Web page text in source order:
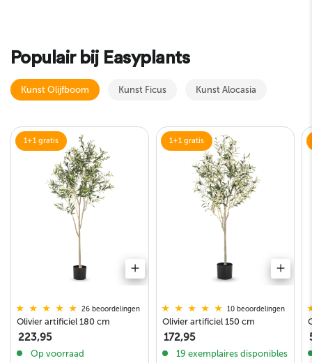
Populair bij Easyplants
Kunst Olijfboom Kunst Ficus Kunst Alocasia
1+1 gratis
26 beoordelingen
Olivier artificiel 180 cm
223,95
Op voorraad
1+1 gratis
10 beoordelingen
Olivier artificiel 150 cm
172,95
19 exemplaires disponibles